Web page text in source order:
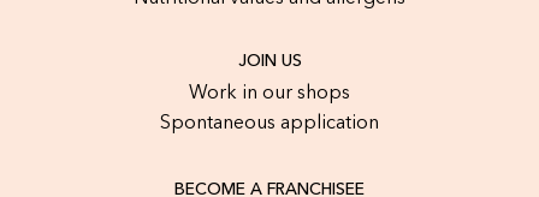
JOIN US
Work in our shops
Spontaneous application
BECOME A FRANCHISEE